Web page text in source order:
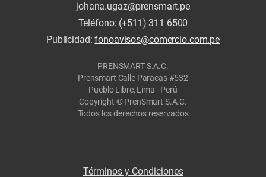
johana.ugaz@prensmart.pe
Teléfono: (+511) 311 6500
Publicidad:fonoavisos@comercio.com.pe
PRENSMART S.A.C.
Prensmart Calle Paracas #532
Pueblo Libre, Lima - Perú
Copyright © PrenSmart S.A.C.
Todos los derechos reservados
Términos y Condiciones